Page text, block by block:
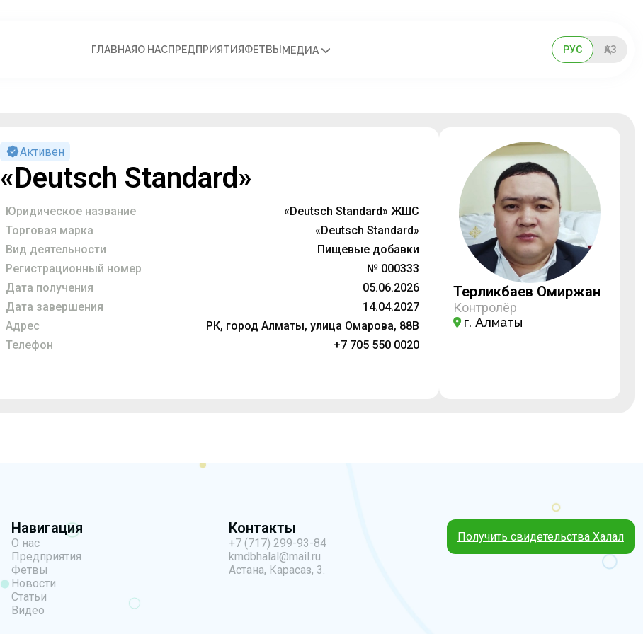
ГЛАВНАЯО НАСПРЕДПРИЯТИЯФЕТВЫ МЕДИА РУС ҚАЗ
Активен
«Deutsch Standard»
Юридическое название
«Deutsch Standard» ЖШС
Торговая марка
«Deutsch Standard»
Вид деятельности
Пищевые добавки
Регистрационный номер
№ 000333
Дата получения
05.06.2026
Дата завершения
14.04.2027
Адрес
РК, город Алматы, улица Омарова, 88В
Телефон
+7 705 550 0020
Терликбаев Омиржан
Контролёр
г. Алматы
Навигация
О нас
Предприятия
Фетвы
Новости
Статьи
Видео
Контакты
+7 (717) 299-93-84
kmdbhalal@mail.ru
Астана, Карасаз, 3.
Получить свидетельства Халал